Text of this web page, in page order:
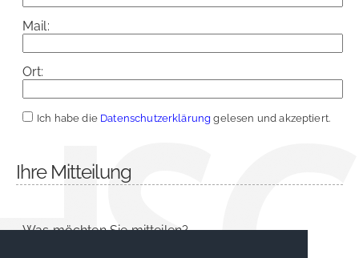
Mail:
Ort:
Ich habe die Datenschutzerklärung gelesen und akzeptiert.
Ihre Mitteilung
Was möchten Sie mitteilen?